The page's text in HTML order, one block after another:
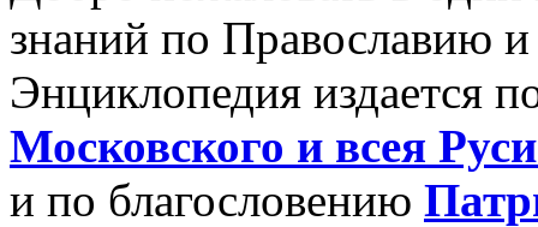
знаний по Православию
Энциклопедия издается
Московского и всея
и по благословению